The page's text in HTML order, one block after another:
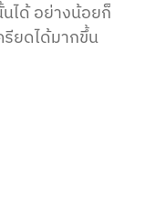
นได้ อย่างน้อยก็
รียดได้มากขึ้น